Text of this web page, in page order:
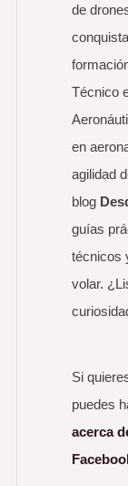
de
Técnico
en
agilidad
blog
guías
técnicos
volar.
Si
puedes
acerca